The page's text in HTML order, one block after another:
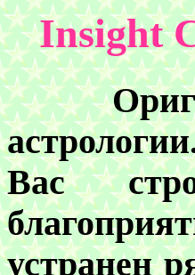
Insight
Вас
устранен